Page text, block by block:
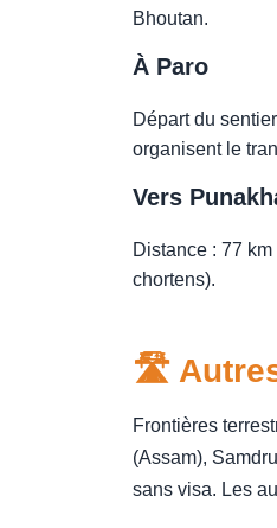
Bhoutan.
À Paro
Départ du
organisent le
Vers
Distance : 77
chortens).
🛣️
Frontières
(Assam),
sans visa. Les